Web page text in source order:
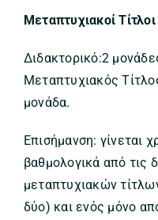
Μεταπτυχιακοί Τίτλοι
Διδακτορικό:2
Μεταπτυχιακός
μονάδα.
Επισήμανση: γίνεται
βαθμολογικά από τις
μεταπτυχιακών
δύο) και ενός μόνο